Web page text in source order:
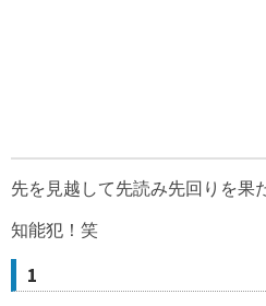
先を見越して先読み先回りを果
知能犯！笑
1